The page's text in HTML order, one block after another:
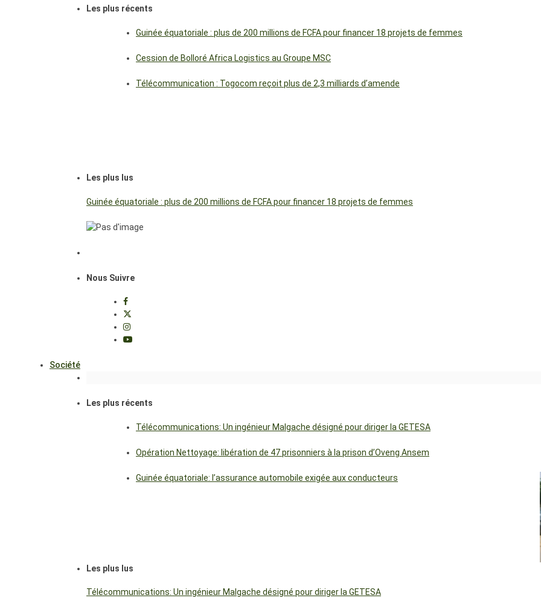
Les plus récents
Guinée équatoriale : plus de 200 millions de FCFA pour financer 18 projets de femmes
Cession de Bolloré Africa Logistics au Groupe MSC
Télécommunication : Togocom reçoit plus de 2,3 milliards d’amende
Les plus lus
Guinée équatoriale : plus de 200 millions de FCFA pour financer 18 projets de femmes
Nous Suivre
Société
Les plus récents
Télécommunications: Un ingénieur Malgache désigné pour diriger la GETESA
Opération Nettoyage: libération de 47 prisonniers à la prison d’Oveng Ansem
Guinée équatoriale: l’assurance automobile exigée aux conducteurs
Les plus lus
Télécommunications: Un ingénieur Malgache désigné pour diriger la GETESA